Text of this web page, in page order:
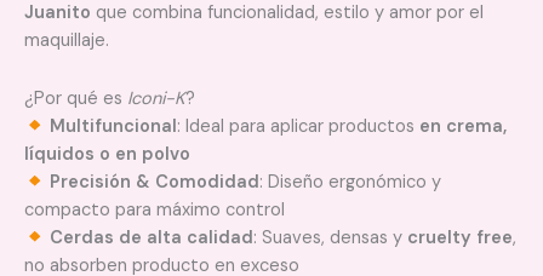
Juanito que combina funcionalidad, estilo y amor por el
maquillaje.
¿Por qué es Iconi-K?
Multifuncional: Ideal para aplicar productos en crema,
líquidos o en polvo
Precisión & Comodidad: Diseño ergonómico y
compacto para máximo control
Cerdas de alta calidad: Suaves, densas y cruelty free,
no absorben producto en exceso